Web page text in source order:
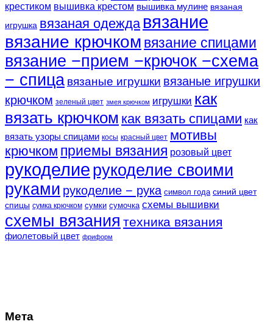
крестиком вышивка крестом вышивка мулине вязаная
игрушка вязаная одежда вязание
вязание крючком вязание спицами
вязание −прием −крючок −схема
− спица вязаные игрушки вязаные игрушки
крючком зеленый цвет змея крючком игрушки как
вязать крючком как вязать спицами как
вязать узоры спицами косы красный цвет мотивы
крючком приемы вязания розовый цвет
рукоделие рукоделие своими
руками рукоделие − рука символ года синий цвет
спицы сумка крючком сумки сумочка схемы вышивки
схемы вязания техника вязания
фиолетовый цвет фриформ
Мета